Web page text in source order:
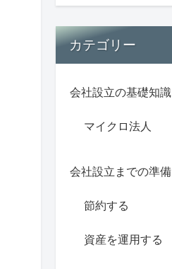
カテゴリー
会社設立の基礎知識
マイクロ法人
会社設立までの準備
節約する
資産を運用する